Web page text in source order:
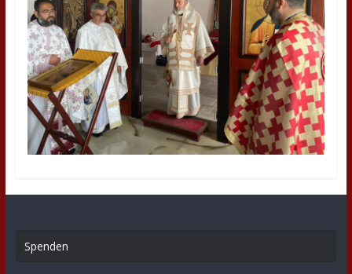
Spenden